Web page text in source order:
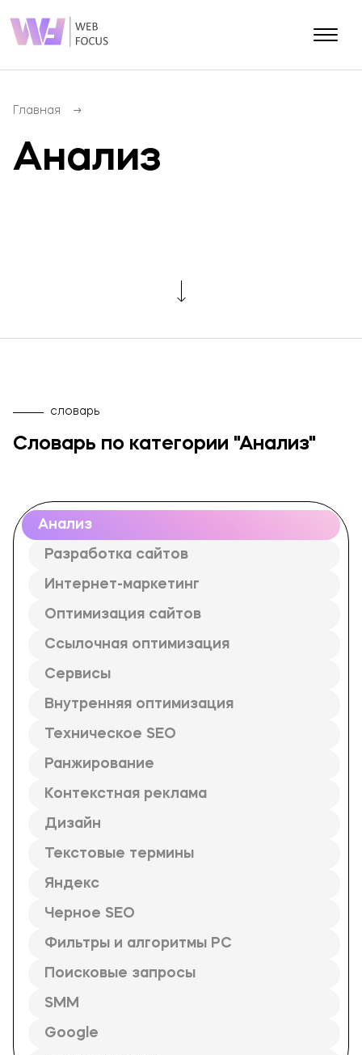
Блог
Портфолио
О компании
Главная
Анализ
словарь
Словарь по категории "Анализ"
Анализ
Разработка сайтов
Интернет-маркетинг
Оптимизация сайтов
Ссылочная оптимизация
Сервисы
Внутренняя оптимизация
Техническое SEO
Ранжирование
Контекстная реклама
Дизайн
Текстовые термины
Яндекс
Черное SEO
Фильтры и алгоритмы PC
Поисковые запросы
SMM
Google